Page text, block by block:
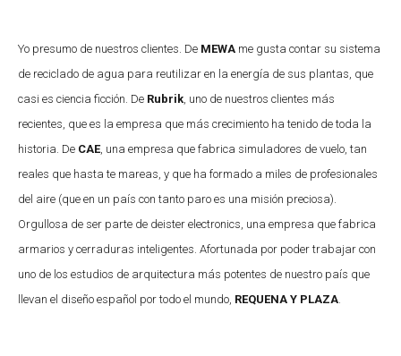
Yo presumo de nuestros clientes. De MEWA me gusta contar su sistema
de reciclado de agua para reutilizar en la energía de sus plantas, que
casi es ciencia ficción. De Rubrik , uno de nuestros clientes más
recientes, que es la empresa que más crecimiento ha tenido de toda la
historia. De CAE, una empresa que fabrica simuladores de vuelo, tan
reales que hasta te mareas, y que ha formado a miles de profesionales
del aire (que en un país con tanto paro es una misión preciosa).
Orgullosa de ser parte de deister electronics, una empresa que fabrica
armarios y cerraduras inteligentes. Afortunada por poder trabajar con
uno de los estudios de arquitectura más potentes de nuestro país que
llevan el diseño español por todo el mundo, REQUENA Y PLAZA